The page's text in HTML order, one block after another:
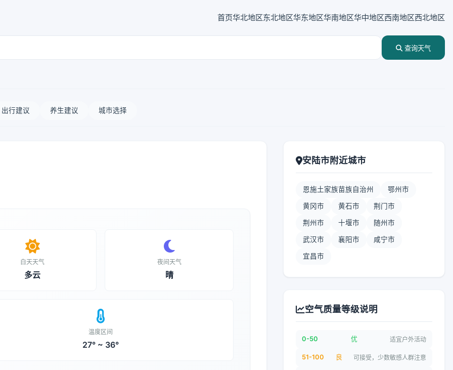
首页华北地区东北地区华东地区华南地区华中地区西南地区西北地区
查询天气
出行建议 养生建议 城市选择
白天天气
多云
夜间天气
晴
温度区间
27° ~ 36°
安陆市附近城市
恩施土家族苗族自治州 鄂州市
黄冈市 黄石市 荆门市
荆州市 十堰市 随州市
武汉市 襄阳市 咸宁市
宜昌市
空气质量等级说明
0-50 优 适宜户外活动
51-100 良 可接受，少数敏感人群注意